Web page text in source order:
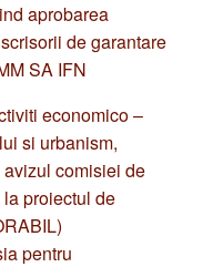
aprobarea
de garantare
SA IFN
economico –
si urbanism,
comisiei de
proiectul de
pentru